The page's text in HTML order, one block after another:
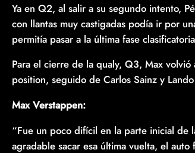
Ya en Q2, al salir a su segundo intento,
con llantas muy castigadas podía ir por
permitía pasar a la última fase
Para el cierre de la qualy, Q3, Max
position, seguido de Carlos Sainz y
Max Verstappen:
“Fue un poco difícil en la parte inicial de
agradable sacar esa última vuelta, el auto